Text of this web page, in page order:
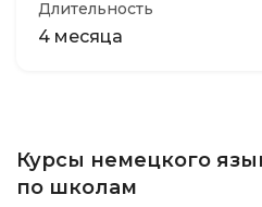
Длительность
4 месяца
Курсы немецкого
по школам